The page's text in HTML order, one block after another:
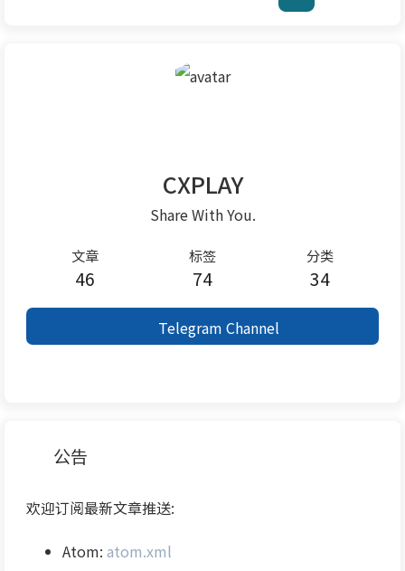
CXPLAY
Share With You.
文章
46
标签
74
分类
34
Telegram Channel
公告
欢迎订阅最新文章推送:
Atom: atom.xml